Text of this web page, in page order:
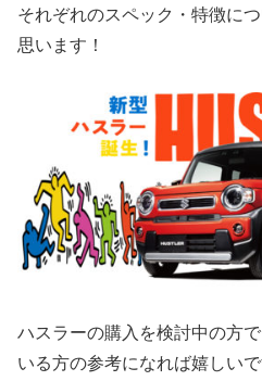
それぞれのスペック・特徴に
思います！
ハスラーの購入を検討中の方
いる方の参考になれば嬉しいで